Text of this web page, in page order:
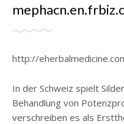
http://
In der Schweiz spielt
Behandlung von
verschreiben es als